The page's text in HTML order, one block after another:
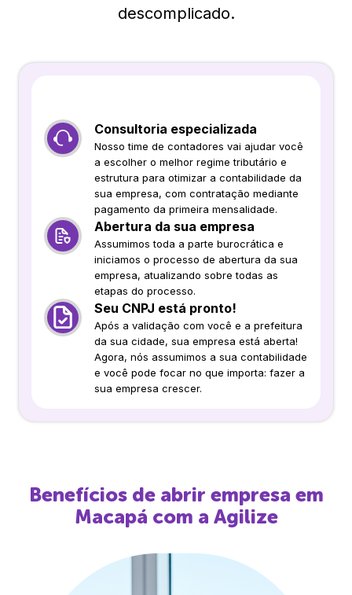
descomplicado.
Consultoria especializada
Nosso time de contadores vai ajudar você
a escolher o melhor regime tributário e
estrutura para otimizar a contabilidade da
sua empresa, com contratação mediante
pagamento da primeira mensalidade.
Abertura da sua empresa
Assumimos toda a parte burocrática e
iniciamos o processo de abertura da sua
empresa, atualizando sobre todas as
etapas do processo.
Seu CNPJ está pronto!
Após a validação com você e a prefeitura
da sua cidade, sua empresa está aberta!
Agora, nós assumimos a sua contabilidade
e você pode focar no que importa: fazer a
sua empresa crescer.
Benefícios de abrir empresa em
Macapá com a Agilize